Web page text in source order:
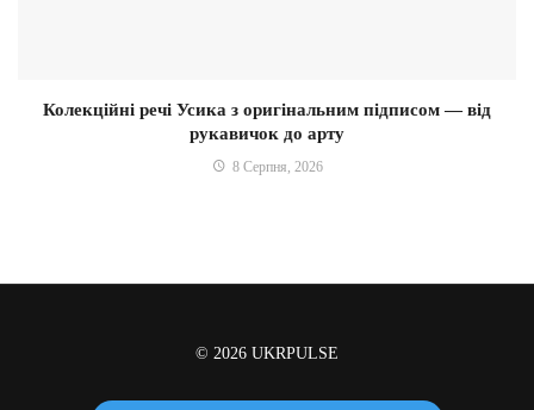
Колекційні речі Усика з оригінальним підписом — від
рукавичок до арту
8 Серпня, 2026
© 2026 UKRPULSE